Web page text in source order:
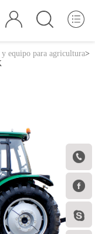



equipo para agricultura>